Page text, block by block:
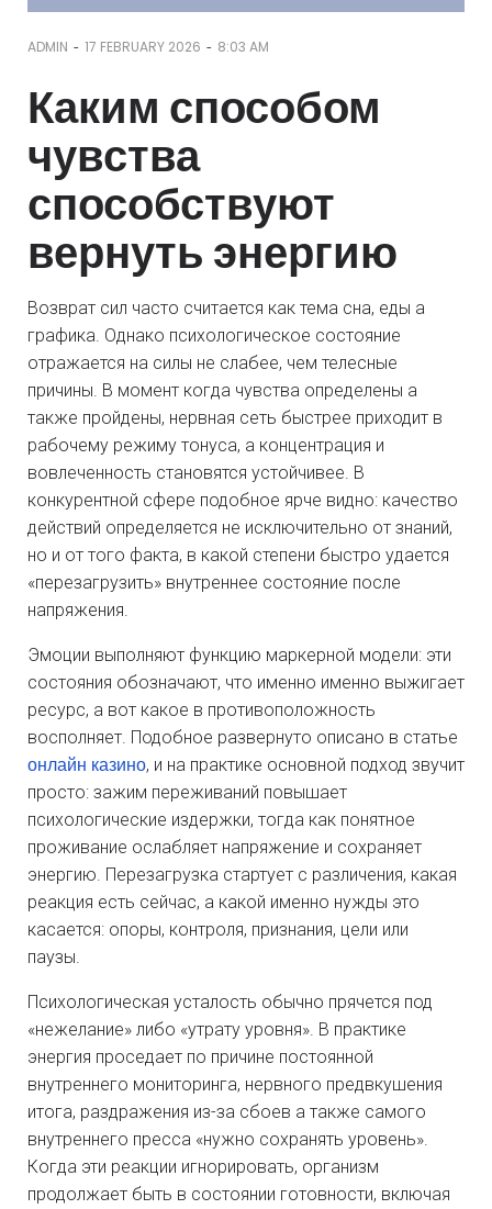
ADMIN - 17 FEBRUARY 2026 - 8:03 AM
Каким способом
чувства
способствуют
вернуть энергию
Возврат сил часто считается как тема сна, еды а
графика. Однако психологическое состояние
отражается на силы не слабее, чем телесные
причины. В момент когда чувства определены а
также пройдены, нервная сеть быстрее приходит в
рабочему режиму тонуса, а концентрация и
вовлеченность становятся устойчивее. В
конкурентной сфере подобное ярче видно: качество
действий определяется не исключительно от знаний,
но и от того факта, в какой степени быстро удается
«перезагрузить» внутреннее состояние после
напряжения.
Эмоции выполняют функцию маркерной модели: эти
состояния обозначают, что именно именно выжигает
ресурс, а вот какое в противоположность
восполняет. Подобное развернуто описано в статье
онлайн казино, и на практике основной подход звучит
просто: зажим переживаний повышает
психологические издержки, тогда как понятное
проживание ослабляет напряжение и сохраняет
энергию. Перезагрузка стартует с различения, какая
реакция есть сейчас, а какой именно нужды это
касается: опоры, контроля, признания, цели или
паузы.
Психологическая усталость обычно прячется под
«нежелание» либо «утрату уровня». В практике
энергия проседает по причине постоянной
внутреннего мониторинга, нервного предвкушения
итога, раздражения из-за сбоев а также самого
внутреннего пресса «нужно сохранять уровень».
Когда эти реакции игнорировать, организм
продолжает быть в состоянии готовности, включая